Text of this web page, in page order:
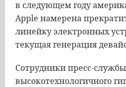
в следующем году
Apple намерена
линейку электронных
текущая генерация
Сотрудники пресс-
высокотехнологичного